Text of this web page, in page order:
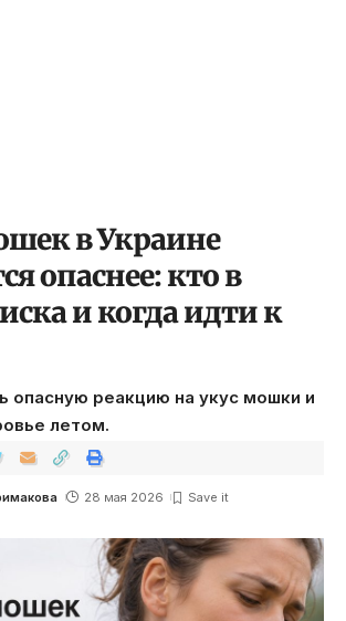
в Украине
опаснее: кто в
и когда идти к
опасную реакцию на укус мошки и
летом.
28 мая 2026